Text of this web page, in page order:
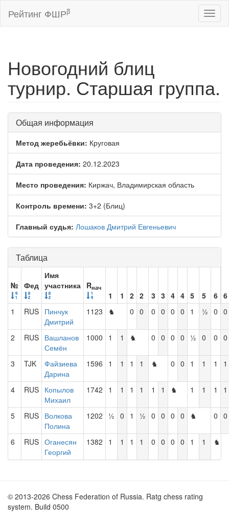
Рейтинг ФШРβ
Новогодний блиц
турнир. Старшая группа.
Общая информация
Метод жеребьёвки: Круговая
Дата проведения: 20.12.2023
Место проведения: Киржач, Владимирская область
Контроль времени: 3+2 (Блиц)
Главный судья: Лошаков Дмитрий Евгеньевич
Таблица
№ Фед
Имя
участника Rнач
1 1 2 2 3 3 4 4 5 5 6 6
1
RUS Пинчук
Дмитрий
1123 ♞ 0 0 0 0 0 0 1 ½ 0 0
2 RUS Вашланов
Семён
1000 1 1 ♞ 0 0 0 0 ½ 0 0 0
3 TJK
Файзиева
Дарина
1596 1 1 1 1 ♞ 0 0 1 1 1 1
4 RUS Копылов
Михаил
1742 1 1 1 1 1 1 ♞ 1 1 1 1
5 RUS Волкова
Полина
1202 ½ 0 1 ½ 0 0 0 0 ♞ 0 0
6 RUS Оганесян
Георгий
1382 1 1 1 1 0 0 0 0 1 1 ♞
© 2013-2026 Chess Federation of Russia. Ratg chess rating
system. Build 0500